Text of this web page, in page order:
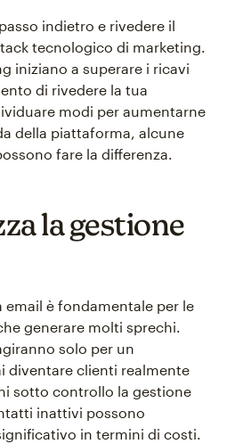
indietro e rivedere il
tecnologico di marketing.
iniziano a superare i ricavi
di rivedere la tua
modi per aumentarne
della piattaforma, alcune
fare la differenza.
la gestione
email è fondamentale per le
generare molti sprechi.
solo per un
diventare clienti realmente
sotto controllo la gestione
inattivi possono
in termini di costi.